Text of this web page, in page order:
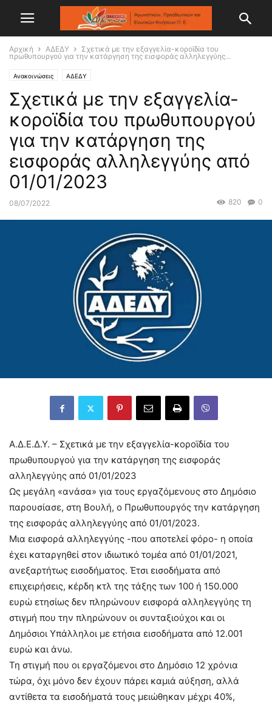
Αρχική ΑΔΕΔΥ
Σχετικά με την εξαγγελία-κοροϊδία του
πρωθυπουργού για την κατάργηση της εισφοράς αλληλεγγύης...
Ανακοινώσεις ΑΔΕΔΥ
Σχετικά με την εξαγγελία-
κοροϊδία του πρωθυπουργού
για την κατάργηση της
εισφοράς αλληλεγγύης από
01/01/2023
08/07/2022 0
820
Α.Δ.Ε.Δ.Υ. – Σχετικά με την εξαγγελία-κοροϊδία του
πρωθυπουργού για την κατάργηση της εισφοράς
αλληλεγγύης από 01/01/2023
Ως μεγάλη «ανάσα» για τους εργαζόμενους στο Δημόσιο
παρουσίασε, στη Βουλή, ο Πρωθυπουργός την κατάργηση
της εισφοράς αλληλεγγύης από 01/01/2023.
Μια εισφορά αλληλεγγύης -που αποτελεί φόρο- η οποία
έχει καταργηθεί στον ιδιωτικό τομέα από 01/01/2021,
ανεξαρτήτως εισοδήματος. Έτσι εισοδήματα από
επιχειρήσεις, κέρδη κτλ της τάξης των 100 ή 150.000
ευρώ ετησίως δεν πληρώνουν εισφορά αλληλεγγύης τη
στιγμή που την πληρώνουν οι συνταξιούχοι και οι
Δημόσιοι Υπάλληλοι με ετήσια εισοδήματα από 12.001
ευρώ και άνω.
Τη στιγμή που οι εργαζόμενοι στο Δημόσιο 12 χρόνια
τώρα, όχι μόνο δεν έχουν πάρει καμιά αύξηση, αλλά
αντίθετα τα εισοδήματά τους μειώθηκαν μέχρι 40%,